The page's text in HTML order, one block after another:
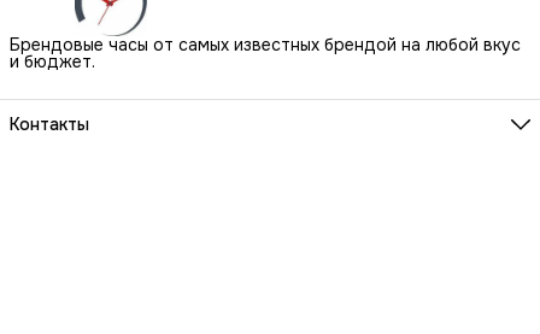
Брендовые часы от самых известных брендой на любой вкус
и бюджет.
Контакты